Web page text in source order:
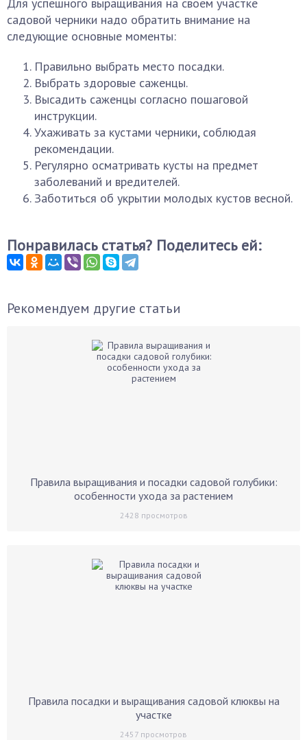
садовой черники надо обратить внимание на
следующие основные моменты:
Правильно выбрать место посадки.
Выбрать здоровые саженцы.
Высадить саженцы согласно пошаговой
инструкции.
Ухаживать за кустами черники, соблюдая
рекомендации.
Регулярно осматривать кусты на предмет
заболеваний и вредителей.
Заботиться об укрытии молодых кустов весной.
Понравилась статья? Поделитесь ей:
Рекомендуем другие статьи
Правила выращивания и посадки садовой голубики:
особенности ухода за растением
2428 просмотров
Правила посадки и выращивания садовой клюквы на
участке
2457 просмотров